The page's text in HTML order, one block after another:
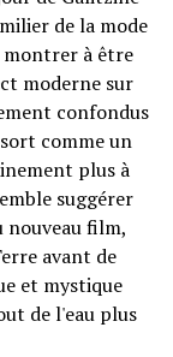
de la mode
montrer à être
moderne sur
confondus
comme un
plus à
suggérer
nouveau film,
avant de
et mystique
de l'eau plus